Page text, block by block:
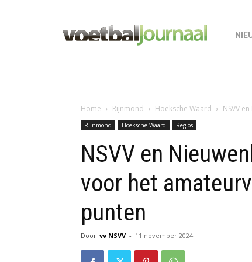
Home Rijnmond Hoeksche Waard NSVV
Rijnmond Hoeksche Waard Regios
NSVV en
voor het
punten
Door vv NSVV - 11 november 2024